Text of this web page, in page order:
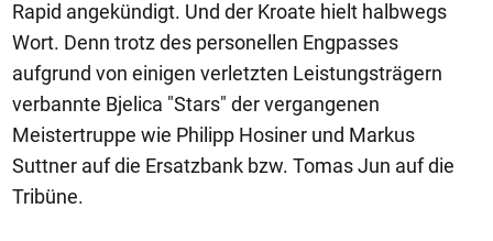
Rapid angekündigt. Und der Kroate hielt halbwegs
Wort. Denn trotz des personellen Engpasses
aufgrund von einigen verletzten Leistungsträgern
verbannte Bjelica "Stars" der vergangenen
Meistertruppe wie Philipp Hosiner und Markus
Suttner auf die Ersatzbank bzw. Tomas Jun auf die
Tribüne.